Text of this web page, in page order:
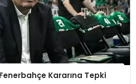
Kararına Tepki